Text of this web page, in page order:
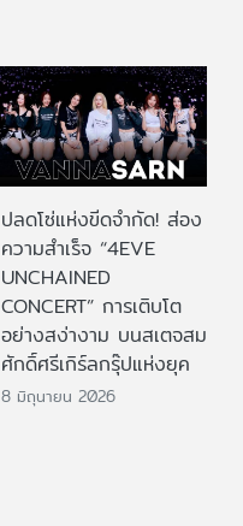
ปลดโซ่แห่งขีดจำกัด! ส่อง
ความสำเร็จ “4EVE
UNCHAINED
CONCERT” การเติบโต
อย่างสง่างาม บนสเตจสม
ศักดิ์ศรีเกิร์ลกรุ๊ปแห่งยุค
8 มิถุนายน 2026